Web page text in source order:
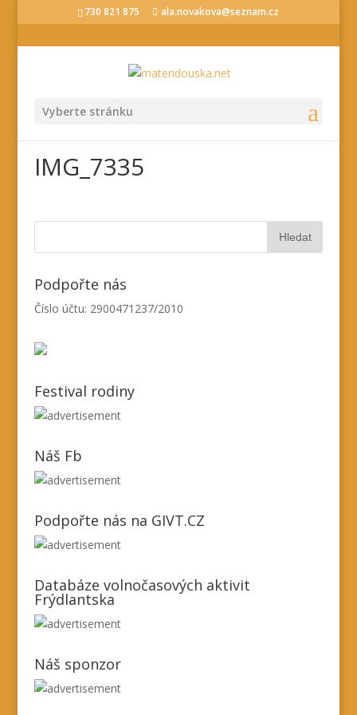
730 821 875 ala.novakova@seznam.cz
Vyberte stránku
IMG_7335
Podpořte nás
Číslo účtu: 2900471237/2010
Festival rodiny
Náš Fb
Podpořte nás na GIVT.CZ
Databáze volnočasových aktivit
Frýdlantska
Náš sponzor